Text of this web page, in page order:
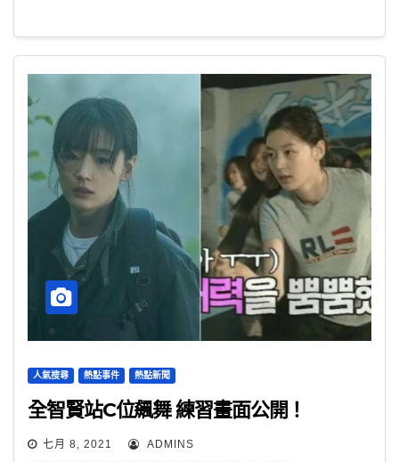
人氣搜尋 熱點事件 熱點新聞
全智賢站C位飆舞 練習畫面公開！
七月 8, 2021 ADMINS